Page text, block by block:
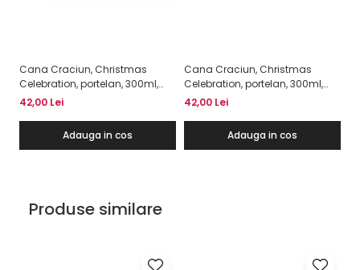
Cana Craciun, Christmas
Celebration, portelan, 300ml,
model Globuri
42,00 Lei
Adauga in cos
Cana Craciun, Christmas
Celebration, portelan, 300ml,
model Stea
42,00 Lei
Adauga in cos
Produse similare